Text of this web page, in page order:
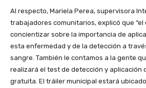
Al respecto, Mariela Perea, supervisora
trabajadores comunitarios, explicó que “el
concientizar sobre la importancia de
esta enfermedad y de la detección a
sangre. También le contamos a la gente
realizará el test de detección y aplicación
gratuita. El tráiler municipal estará